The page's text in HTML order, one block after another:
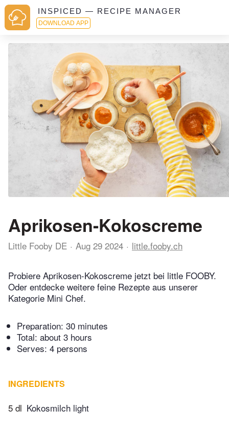
INSPICED — RECIPE MANAGER
DOWNLOAD APP
Aprikosen-Kokoscreme
Little Fooby DE Aug 29 2024 little.fooby.ch
Probiere Aprikosen-Kokoscreme jetzt bei little FOOBY.
Oder entdecke weitere feine Rezepte aus unserer
Kategorie Mini Chef.
Preparation: 30 minutes
Total: about 3 hours
Serves: 4 persons
INGREDIENTS
5 dl Kokosmilch light